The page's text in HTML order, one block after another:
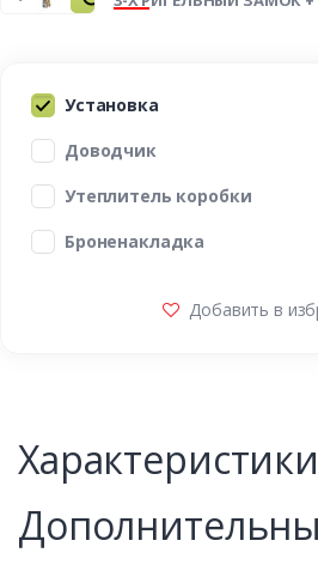
Установка
Доводчик
Утеплитель коробки
Броненакладка
Добавить в
Характеристики